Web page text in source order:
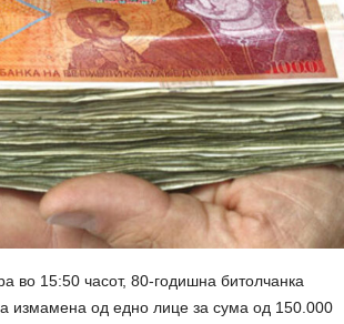
во 15:50 часот, 80-годишна битолчанка
измамена од едно лице за сума од 150.000